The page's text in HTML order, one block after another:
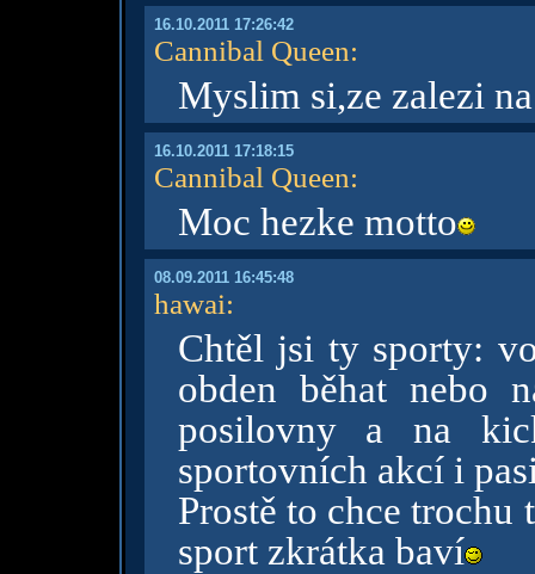
16.10.2011 17:26:42
Cannibal Queen:
Myslim si,ze zalezi
16.10.2011 17:18:15
Cannibal Queen:
Moc hezke motto
08.09.2011 16:45:48
hawai:
Chtěl jsi ty sporty:
obden běhat nebo
posilovny a na
sportovních akcí i
Prostě to chce trochu
sport zkrátka baví